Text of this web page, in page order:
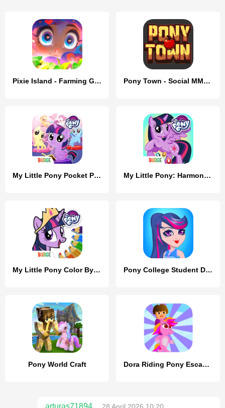
Pixie Island - Farming Game Pony Town - Social MMORPG
My Little Pony Pocket Ponies My Little Pony: Harmony Quest
My Little Pony Color By Magic Pony College Student Dress Up
Pony World Craft Dora Riding Pony Escape Jungle
arturas71894